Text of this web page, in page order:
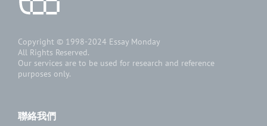
Copyright © 1998-2024 Essay Monday
All Rights Reserved.
Our services are to be used for research and reference
purposes only.
聯絡我們